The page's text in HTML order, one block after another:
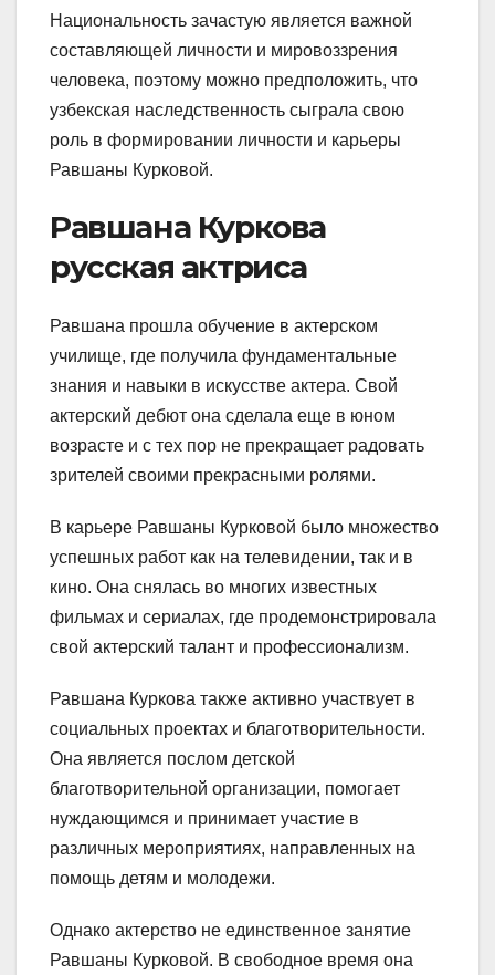
Национальность зачастую является важной
составляющей личности и мировоззрения
человека, поэтому можно предположить, что
узбекская наследственность сыграла свою
роль в формировании личности и карьеры
Равшаны Курковой.
Равшана Куркова
русская актриса
Равшана прошла обучение в актерском
училище, где получила фундаментальные
знания и навыки в искусстве актера. Свой
актерский дебют она сделала еще в юном
возрасте и с тех пор не прекращает радовать
зрителей своими прекрасными ролями.
В карьере Равшаны Курковой было множество
успешных работ как на телевидении, так и в
кино. Она снялась во многих известных
фильмах и сериалах, где продемонстрировала
свой актерский талант и профессионализм.
Равшана Куркова также активно участвует в
социальных проектах и благотворительности.
Она является послом детской
благотворительной организации, помогает
нуждающимся и принимает участие в
различных мероприятиях, направленных на
помощь детям и молодежи.
Однако актерство не единственное занятие
Равшаны Курковой. В свободное время она